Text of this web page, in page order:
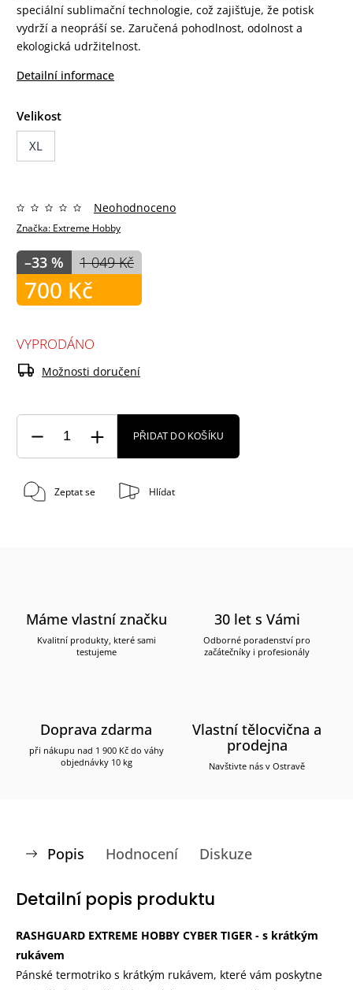
speciální sublimační technologie, což zajišťuje, že potisk
vydrží a neopráší se. Zaručená pohodlnost, odolnost a
ekologická udržitelnost.
Detailní informace
Velikost
XL
Značka: Extreme Hobby
Neohodnoceno
1 049 Kč
–33 %
700 Kč
VYPRODÁNO
Možnosti doručení
PŘIDAT DO KOŠÍKU
Zeptat se Hlídat
Máme vlastní značku
Kvalitní produkty, které sami
testujeme
30 let s Vámi
Odborné poradenství pro
začátečníky i profesionály
Doprava zdarma
při nákupu nad 1 900 Kč do váhy
objednávky 10 kg
Vlastní tělocvična a
prodejna
Navštivte nás v Ostravě
Popis Hodnocení Diskuze
Detailní popis produktu
RASHGUARD EXTREME HOBBY CYBER TIGER - s krátkým
rukávem
Pánské termotriko s krátkým rukávem, které vám poskytne